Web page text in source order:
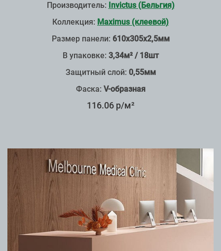
Производитель: Invictus (Бельгия)
Коллекция: Maximus (клеевой)
Размер панели: 610х305х2,5мм
В упаковке: 3,34м² / 18шт
Защитный слой: 0,55мм
Фаска: V-образная
116.06 р/м²